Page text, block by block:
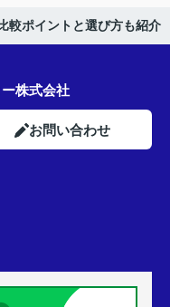
較ポイントと選び方も紹介
株式会社
お問い合わせ